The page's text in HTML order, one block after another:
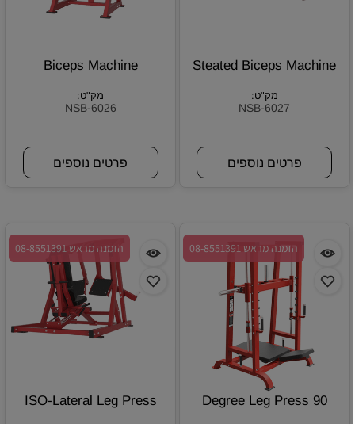
Steated Biceps Machine
מק"ט:
NSB-6027
פרטים נוספים
Biceps Machine
מק"ט:
NSB-6026
פרטים נוספים
הזמנה מראש 08-8551391
90 Degree Leg Press
הזמנה מראש 08-8551391
ISO-Lateral Leg Press